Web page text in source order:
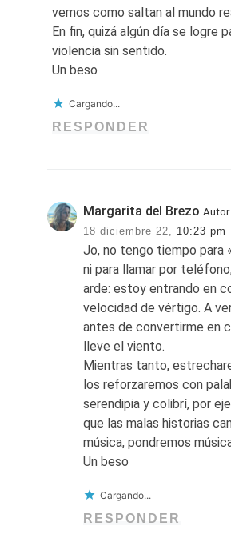
vemos como saltan al mundo
En fin, quizá algún día se logre
violencia sin sentido.
Un beso
Cargando...
RESPONDER
Margarita del Brezo Autor
18 diciembre 22,
10:23 pm
Jo, no tengo tiempo para
ni para llamar por
arde: estoy entrando en
velocidad de vértigo. A
antes de convertirme en
lleve el viento.
Mientras tanto,
los reforzaremos con
serendipia y colibrí, por
que las malas historias
música, pondremos
Un beso
Cargando...
RESPONDER